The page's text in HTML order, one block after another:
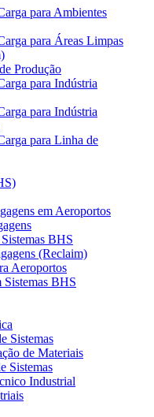
para Ambientes
para Áreas Limpas
Produção
para Indústria
para Indústria
para Linha de
em Aeroportos
BHS
(Reclaim)
Aeroportos
Sistemas BHS
Sistemas
de Materiais
Sistemas
Industrial